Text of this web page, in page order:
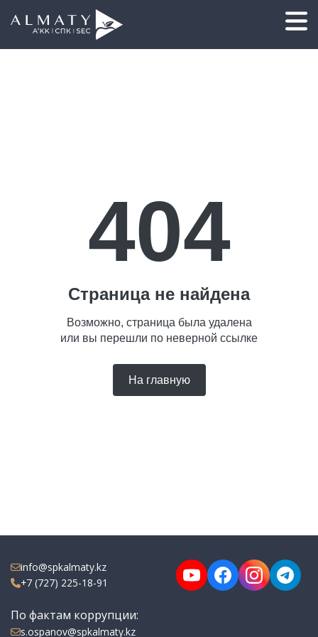
404
Страница не найдена
Возможно, страница была удалена
или вы перешли по неверной ссылке
На главную
info@spkalmaty.kz
+7 (727) 225-18-91
По фактам коррупции:
s.ospanov@spkalmaty.kz